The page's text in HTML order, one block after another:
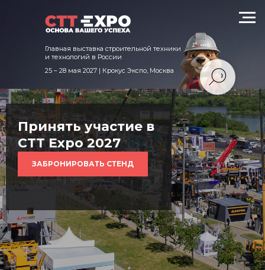
Главная выставка строительной техники
и технологий в России
25 – 28 мая 2027 | Крокус Экспо, Москва
Принять участие в
CTT Expo 2027
ЗАБРОНИРОВАТЬ СТЕНД